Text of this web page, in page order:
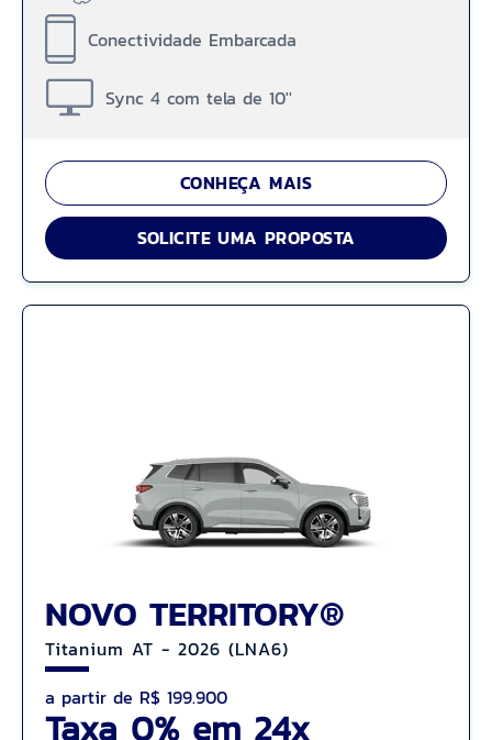
Conectividade Embarcada
Sync 4 com tela de 10''
CONHEÇA MAIS
SOLICITE UMA PROPOSTA
NOVO TERRITORY®
Titanium AT - 2026 (LNA6)
a partir de R$ 199.900
Taxa 0% em 24x